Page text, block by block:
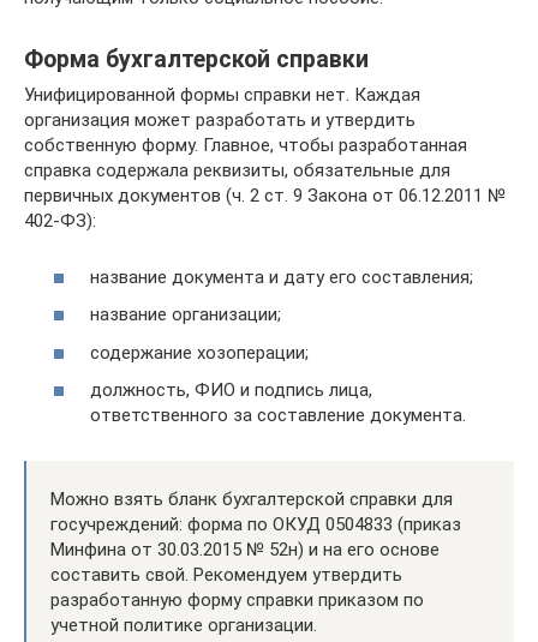
Форма бухгалтерской справки
Унифицированной формы справки нет. Каждая
организация может разработать и утвердить
собственную форму. Главное, чтобы разработанная
справка содержала реквизиты, обязательные для
первичных документов (ч. 2 ст. 9 Закона от 06.12.2011 №
402-ФЗ):
название документа и дату его составления;
название организации;
содержание хозоперации;
должность, ФИО и подпись лица,
ответственного за составление документа.
Можно взять бланк бухгалтерской справки для
госучреждений: форма по ОКУД 0504833 (приказ
Минфина от 30.03.2015 № 52н) и на его основе
составить свой. Рекомендуем утвердить
разработанную форму справки приказом по
учетной политике организации.